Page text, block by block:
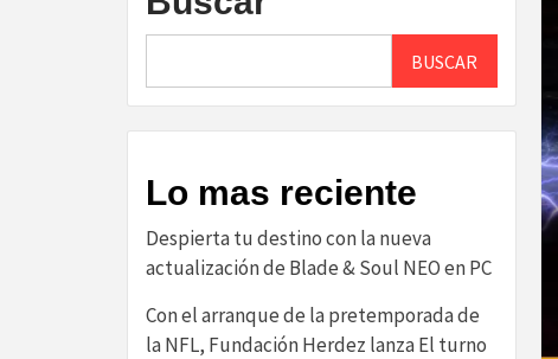
BUSCAR
Lo mas reciente
Despierta tu destino con la nueva
actualización de Blade & Soul NEO en PC
Con el arranque de la pretemporada de
la NFL, Fundación Herdez lanza El turno